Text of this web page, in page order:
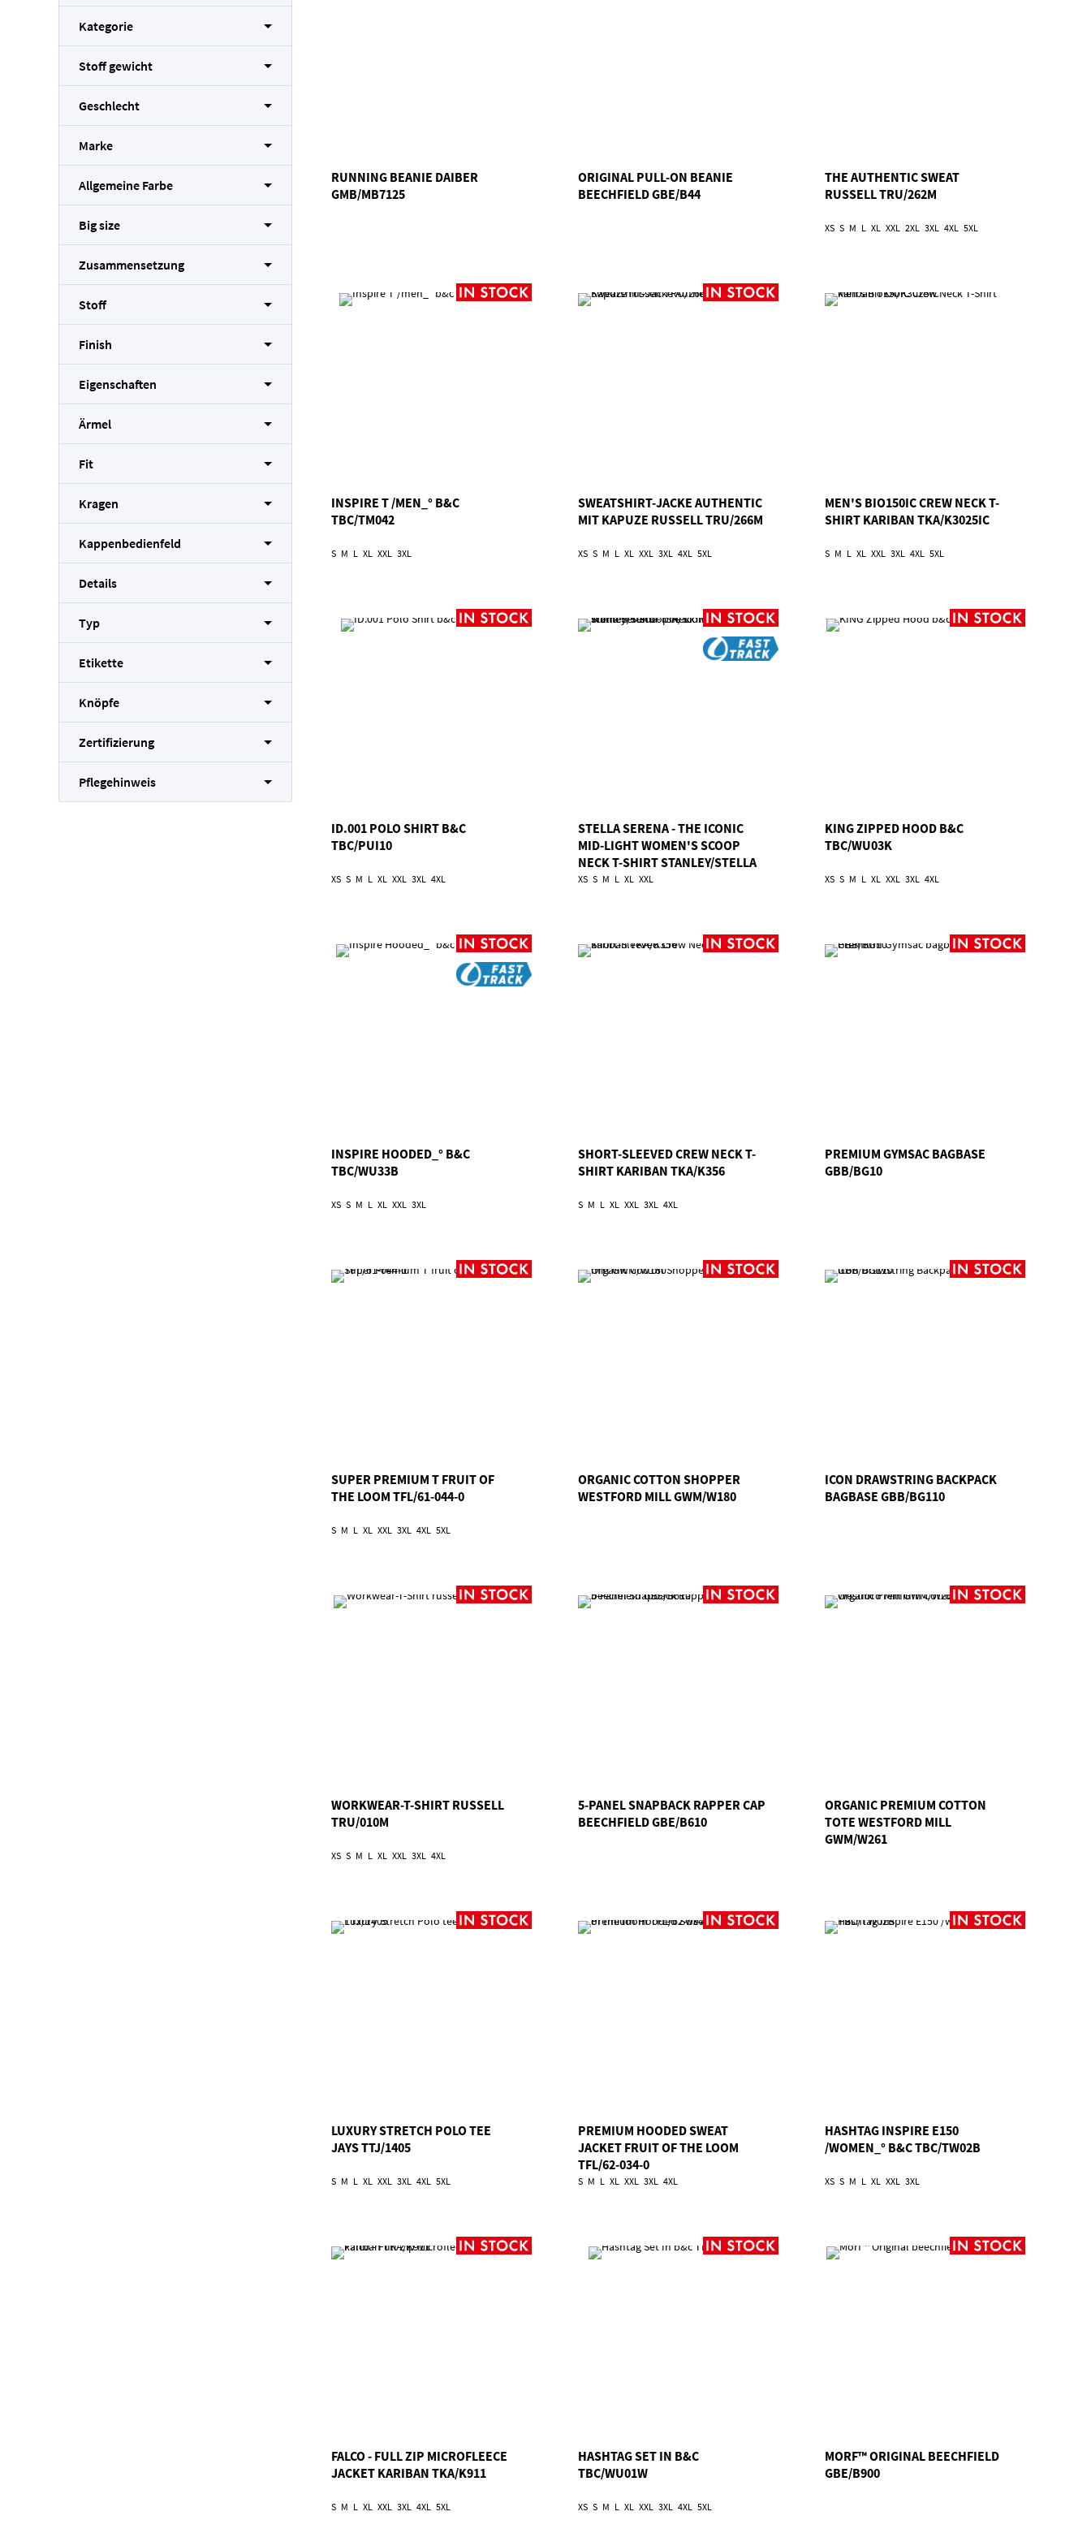
RUNNING BEANIE DAIBER
GMB/MB7125
ORIGINAL PULL-ON BEANIE
BEECHFIELD GBE/B44
THE AUTHENTIC SWEAT
RUSSELL TRU/262M
XS S M L XL XXL 2XL 3XL 4XL 5XL
INSPIRE T /MEN_° B&C
TBC/TM042
S M L XL XXL 3XL
SWEATSHIRT-JACKE AUTHENTIC
MIT KAPUZE RUSSELL TRU/266M
XS S M L XL XXL 3XL 4XL 5XL
MEN'S BIO150IC CREW NECK T-
SHIRT KARIBAN TKA/K3025IC
S M L XL XXL 3XL 4XL 5XL
ID.001 POLO SHIRT B&C
TBC/PUI10
XS S M L XL XXL 3XL 4XL
STELLA SERENA - THE ICONIC
MID-LIGHT WOMEN'S SCOOP
NECK T-SHIRT STANLEY/STELLA
TSA/STTW173
XS S M L XL XXL
KING ZIPPED HOOD B&C
TBC/WU03K
XS S M L XL XXL 3XL 4XL
INSPIRE HOODED_° B&C
TBC/WU33B
XS S M L XL XXL 3XL
SHORT-SLEEVED CREW NECK T-
SHIRT KARIBAN TKA/K356
S M L XL XXL 3XL 4XL
PREMIUM GYMSAC BAGBASE
GBB/BG10
SUPER PREMIUM T FRUIT OF
THE LOOM TFL/61-044-0
S M L XL XXL 3XL 4XL 5XL
ORGANIC COTTON SHOPPER
WESTFORD MILL GWM/W180
ICON DRAWSTRING BACKPACK
BAGBASE GBB/BG110
WORKWEAR-T-SHIRT RUSSELL
TRU/010M
XS S M L XL XXL 3XL 4XL
5-PANEL SNAPBACK RAPPER CAP
BEECHFIELD GBE/B610
ORGANIC PREMIUM COTTON
TOTE WESTFORD MILL
GWM/W261
LUXURY STRETCH POLO TEE
JAYS TTJ/1405
S M L XL XXL 3XL 4XL 5XL
PREMIUM HOODED SWEAT
JACKET FRUIT OF THE LOOM
TFL/62-034-0
S M L XL XXL 3XL 4XL
HASHTAG INSPIRE E150
/WOMEN_° B&C TBC/TW02B
XS S M L XL XXL 3XL
FALCO - FULL ZIP MICROFLEECE
JACKET KARIBAN TKA/K911
S M L XL XXL 3XL 4XL 5XL
HASHTAG SET IN B&C
TBC/WU01W
XS S M L XL XXL 3XL 4XL 5XL
MORF™ ORIGINAL BEECHFIELD
GBE/B900
Kategorie
Stoff gewicht
Geschlecht
Marke
Allgemeine Farbe
Big size
Zusammensetzung
Stoff
Finish
Eigenschaften
Ärmel
Fit
Kragen
Kappenbedienfeld
Details
Typ
Etikette
Knöpfe
Zertifizierung
Pflegehinweis